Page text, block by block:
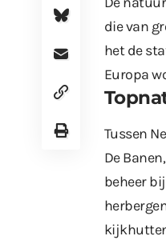
die van
het de
Europa
Tussen
De
beheer